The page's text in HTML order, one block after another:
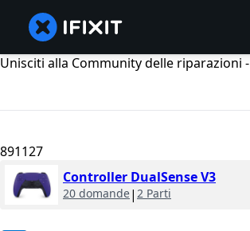
Unisciti alla Community delle riparazioni -
891127
Controller DualSense V3
20 domande| 2 Parti